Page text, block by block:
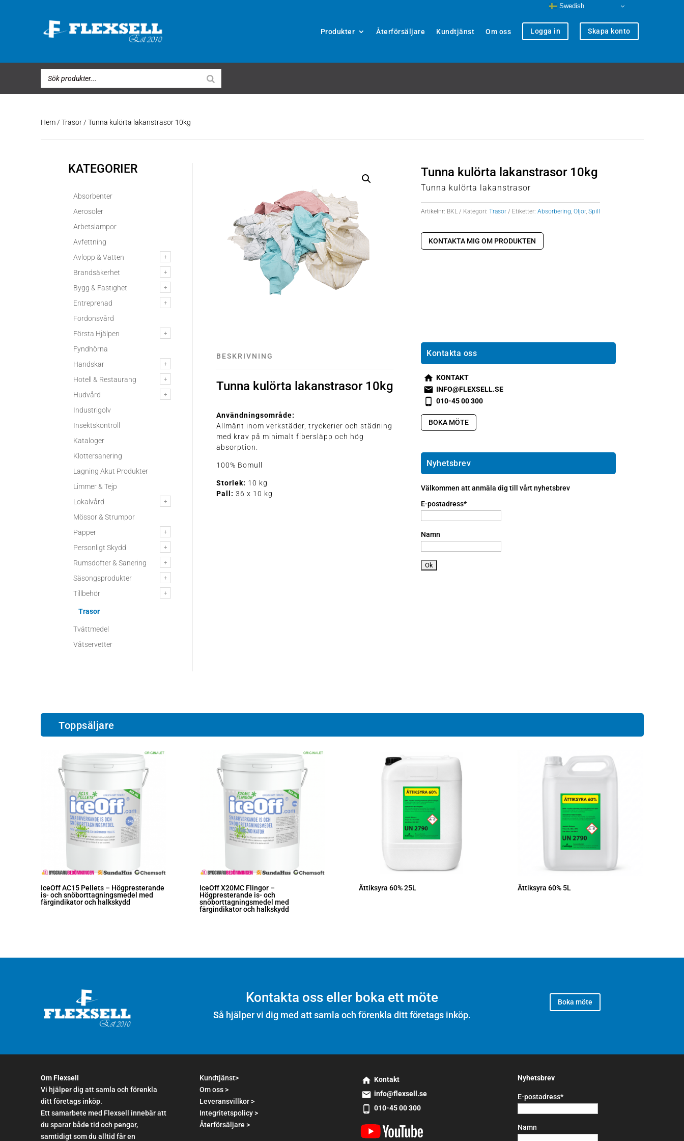
Produkter Återförsäljare Kundtjänst Om oss Logga in Skapa konto
Hem/ Trasor/ Tunna kulörta lakanstrasor 10kg
KATEGORIER
Absorbenter
Aerosoler
Arbetslampor
Avfettning
Avlopp & Vatten
Brandsäkerhet
Bygg & Fastighet
Entreprenad
Fordonsvård
Första Hjälpen
Fyndhörna
Handskar
Hotell & Restaurang
Hudvård
Industrigolv
Insektskontroll
Kataloger
Klottersanering
Lagning Akut Produkter
Limmer & Tejp
Lokalvård
Mössor & Strumpor
Papper
Personligt Skydd
Rumsdofter & Sanering
Säsongsprodukter
Tillbehör
Trasor
Tvättmedel
Våtservetter
BESKRIVNING
Tunna kulörta lakanstrasor 10kg
Användningsområde:
Allmänt inom verkstäder, tryckerier och städning
med krav på minimalt fibersläpp och hög
absorption.
100% Bomull
Storlek: 10 kg
Pall: 36 x 10 kg
Tunna kulörta lakanstrasor 10kg
Tunna kulörta lakanstrasor
Artikelnr: BKL Kategori: Trasor Etiketter: Absorbering, Oljor, Spill
KONTAKTA MIG OM PRODUKTEN
Kontakta oss
s
m
t2
o
e
ic
o
KONTAKT
s
m
t1
e
ai
ic
o
n
INFO@FLEXSELL.SE
s
m
t2
h
o
n
e
a
n
dr
oi
d
ic
o
n
010-45 00 300
BOKA MÖTE
Nyhetsbrev
Välkommen att anmäla dig till vårt nyhetsbrev
E-postadress*
Namn
Toppsäljare
IceOff AC15 Pellets – Högpresterande
is- och snöborttagningsmedel med
färgindikator och halkskydd
IceOff X20MC Flingor –
Högpresterande is- och
snöborttagningsmedel med
färgindikator och halkskydd
Ättiksyra 60% 25L Ättiksyra 60% 5L
Kontakta oss eller boka ett möte
Så hjälper vi dig med att samla och förenkla ditt företags inköp.
Boka möte
Om Flexsell
Vi hjälper dig att samla och förenkla
ditt företags inköp.
Ett samarbete med Flexsell innebär att
du sparar både tid och pengar,
samtidigt som du alltid får en
Kundtjänst>
Om oss >
Leveransvillkor >
Integritetspolicy >
Återförsäljare >
s
m
t2
h
o
Kontakt
s
m
t1
e
info@flexsell.se
m
010-45 00 300
Nyhetsbrev
E-postadress*
Namn
Swedish